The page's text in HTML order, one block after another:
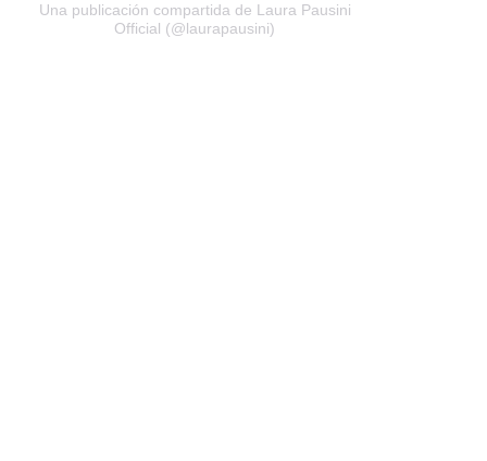
Una publicación compartida de Laura Pausini
Official (@laurapausini)